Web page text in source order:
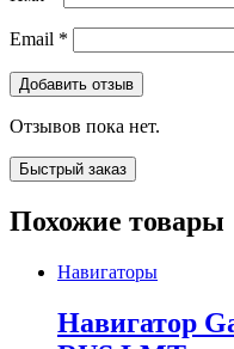
Email *
Отзывов пока нет.
Быстрый заказ
Похожие товары
Навигаторы
Навигатор